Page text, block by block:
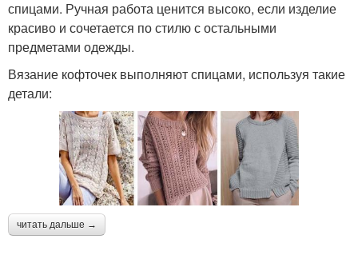
спицами. Ручная работа ценится высоко, если изделие
красиво и сочетается по стилю с остальными
предметами одежды.
Вязание кофточек выполняют спицами, используя такие
детали:
читать дальше →